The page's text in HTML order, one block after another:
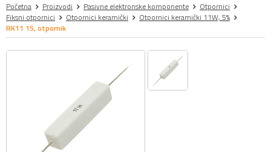
Početna Proizvodi Pasivne elektronske komponente
Otpornici
Fiksni otpornici
Otpornici keramički
Otpornici keramički 11W, 5%
RK11 15, otpornik